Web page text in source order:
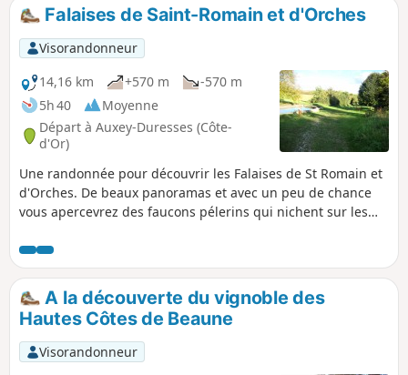
Falaises de Saint-Romain et d'Orches
Visorandonneur
14,16 km
+570 m
-570 m
5h 40
Moyenne
Départ à Auxey-Duresses (Côte-
d'Or)
Une randonnée pour découvrir les Falaises de St Romain et
d'Orches. De beaux panoramas et avec un peu de chance
vous apercevrez des faucons pélerins qui nichent sur les
A la découverte du vignoble des
Hautes Côtes de Beaune
Visorandonneur